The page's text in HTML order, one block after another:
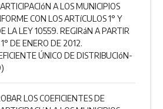
A LOS MUNICIPIOS
CON LOS ARTíCULOS 1° Y
LA LEY 10559. REGIRáN A PARTIR
DE ENERO DE 2012.
ÚNICO DE DISTRIBUCIóN-
LOS COEFICIENTES DE